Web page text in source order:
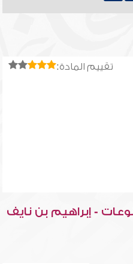
تقييم المادة:
- إبراهيم بن نايف